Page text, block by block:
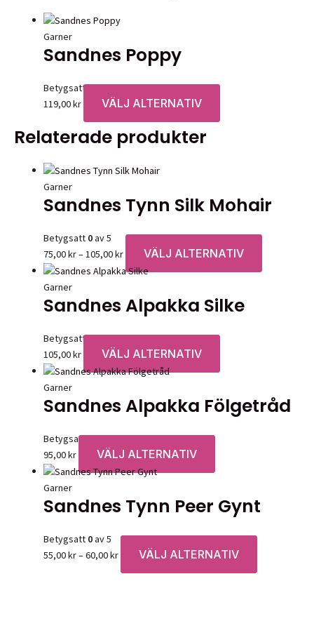
Garner
Sandnes Poppy
Betygsatt0av 5
119,00kr VÄLJ ALTERNATIV
här
De
alternativen
kan
produktsidan
Relaterade produkter
Garner
Sandnes Tynn Silk Mohair
Betygsatt 0av 5
75,00kr–105,00krPrisintervall:
75,00 kr
105,00 kr
VÄLJ ALTERNATIV
här
kan
väljas
Garner
Sandnes Alpakka Silke
Betygsatt0av 5
105,00kr VÄLJ ALTERNATIV
här
har
flera
kan
väljas
produktsidan
Garner
Sandnes Alpakka Fölgetråd
Betygsatt0av 5
95,00kr VÄLJ ALTERNATIV
här
har
flera
varianter.
De
Garner
Sandnes Tynn Peer Gynt
Betygsatt 0av 5
55,00kr–60,00krPrisintervall:
55,00 kr
VÄLJ ALTERNATIV
här